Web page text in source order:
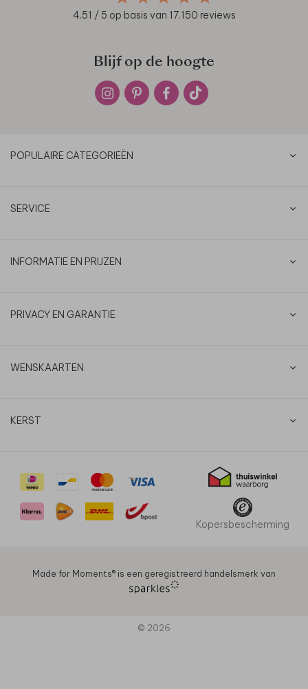
4.51 / 5 op basis van 17.150 reviews
Blijf op de hoogte
POPULAIRE CATEGORIEËN
SERVICE
INFORMATIE EN PRIJZEN
PRIVACY EN GARANTIE
WENSKAARTEN
KERST
Kopersbescherming
Made for Moments®️ is een geregistreerd handelsmerk van
© 2026